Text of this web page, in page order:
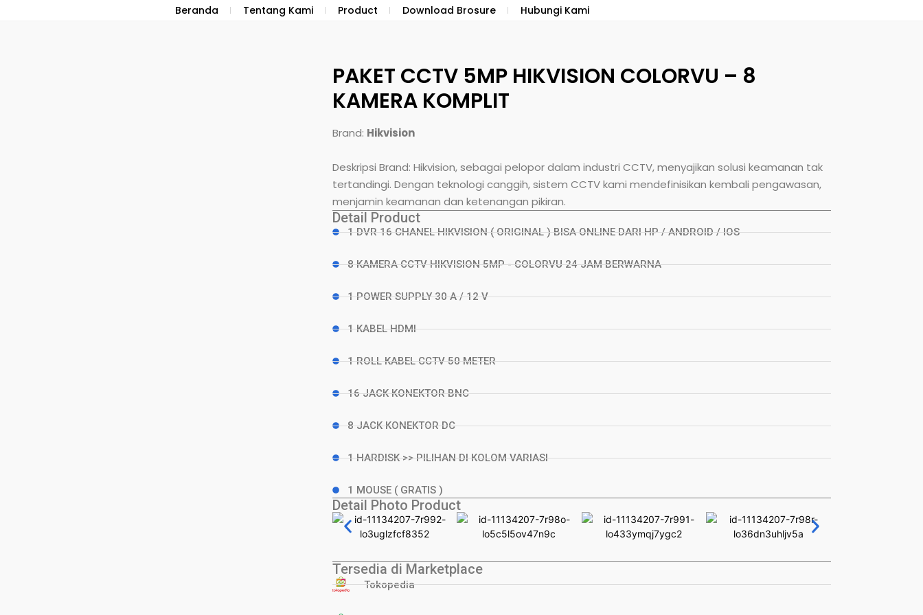
Beranda Tentang Kami Product Download Brosure Hubungi Kami
PAKET CCTV 5MP HIKVISION COLORVU – 8
KAMERA KOMPLIT
Brand: Hikvision
Deskripsi Brand: Hikvision, sebagai pelopor dalam industri CCTV, menyajikan solusi keamanan tak
tertandingi. Dengan teknologi canggih, sistem CCTV kami mendefinisikan kembali pengawasan,
menjamin keamanan dan ketenangan pikiran.
Detail Product
1 DVR 16 CHANEL HIKVISION ( ORIGINAL ) BISA ONLINE DARI HP / ANDROID / IOS
8 KAMERA CCTV HIKVISION 5MP - COLORVU 24 JAM BERWARNA
1 POWER SUPPLY 30 A / 12 V
1 KABEL HDMI
1 ROLL KABEL CCTV 50 METER
16 JACK KONEKTOR BNC
8 JACK KONEKTOR DC
1 HARDISK >> PILIHAN DI KOLOM VARIASI
1 MOUSE ( GRATIS )
Detail Photo Product
Tersedia di Marketplace
Tokopedia